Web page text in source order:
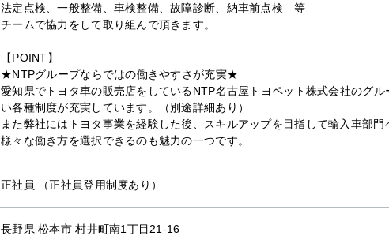
法定点検、一般整備、車検整備、故障診断、納車前点検 等
チームで協力をして取り組んで頂きます。
【POINT】
★NTPグループならではの働きやすさが充実★
愛知県でトヨタ車の販売店をしているNTP名古屋トヨペット株式会社のグ
い各種制度が充実しています。（別途詳細あり）
また弊社にはトヨタ事業を経験した後、スキルアップを目指して輸入車部
様々な働き方を選択できるのも魅力の一つです。
正社員 （正社員登用制度あり）
長野県 松本市 村井町南1丁目21-16